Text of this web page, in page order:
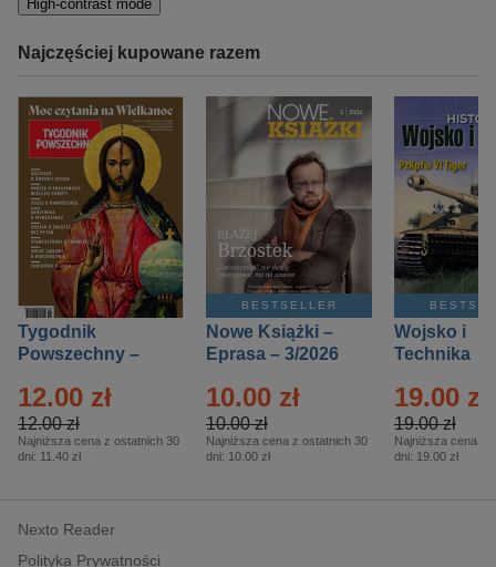
High-contrast mode
Najczęściej kupowane razem
Tygodnik
Powszechny –
12.00 zł
12.00 zł
Najniższa cena z ostatnich 30
dni: 11.40 zł
BESTSELLER
Nowe Książki –
Eprasa – 3/2026
10.00 zł
10.00 zł
Najniższa cena z ostatnich 30
dni: 10.00 zł
Wojsko i
Technika
– 2/2026
19.00 zł
19.00 zł
Najniższa cena z
dni: 19.00 zł
Nexto Reader
Polityka Prywatności